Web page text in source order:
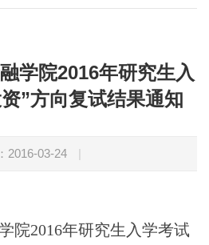
学院2016年研究生入
”方向复试结果通知
2016-03-24 |
院2016年研究生入学考试